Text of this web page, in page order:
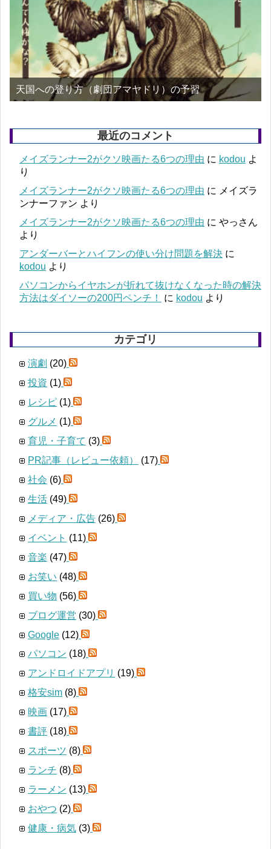
天国への登り方（劇団アマヤドリ）の予習
最近のコメント
メイズランナー2がクソ映画たる6つの理由 に kodou よ
り
メイズランナー2がクソ映画たる6つの理由 に メイズラ
ンナーファン より
メイズランナー2がクソ映画たる6つの理由 に やっさん
より
アンダーバーとハイフンの使い分け問題を解決 に
kodou より
パソコンからイヤホンが折れて抜けなくなった時の解決
方法はダイソーの200円ペンチ！
に kodou より
カテゴリ
演劇 (20)
投資 (1)
レシピ (1)
グルメ (1)
育児・子育て (3)
PR記事（レビュー依頼）
(17)
社会 (6)
生活 (49)
メディア・広告 (26)
イベント (11)
音楽 (47)
お笑い (48)
買い物 (56)
ブログ運営 (30)
Google (12)
パソコン (18)
アンドロイドアプリ (19)
格安sim (8)
映画 (17)
書評 (18)
スポーツ (8)
ランチ (8)
ラーメン (13)
おやつ (2)
健康・病気 (3)